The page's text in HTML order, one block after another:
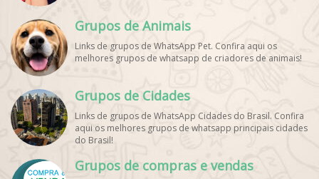
Grupos de Animais
Links de grupos de WhatsApp Pet. Confira aqui os
melhores grupos de whatsapp de criadores de animais!
Grupos de Cidades
Links de grupos de WhatsApp Cidades do Brasil. Confira
aqui os melhores grupos de whatsapp principais cidades
do Brasil!
Grupos de compras e vendas